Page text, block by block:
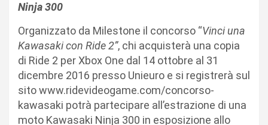
Ninja 300
Organizzato da Milestone il concorso “Vinci una
Kawasaki con Ride 2”, chi acquisterà una copia
di Ride 2 per Xbox One dal 14 ottobre al 31
dicembre 2016 presso Unieuro e si registrerà sul
sito www.ridevideogame.com/concorso-
kawasaki potrà partecipare all’estrazione di una
moto Kawasaki Ninja 300 in esposizione allo